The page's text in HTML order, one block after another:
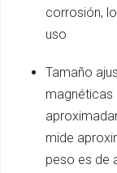
corrosión,
uso
Tamaño
magnéticas
mide
peso es de